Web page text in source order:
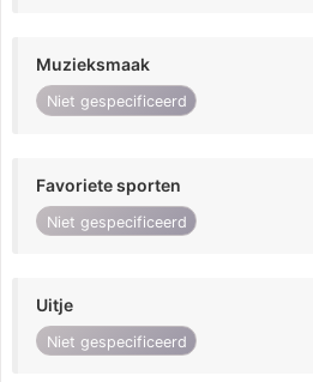
Muzieksmaak
Niet gespecificeerd
Favoriete sporten
Niet gespecificeerd
Uitje
Niet gespecificeerd